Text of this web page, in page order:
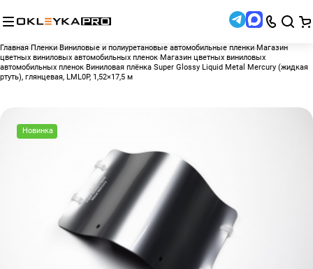
Главная Пленки Виниловые и полиуретановые автомобильные пленки Магазин
цветных виниловых автомобильных пленок Магазин цветных виниловых
автомобильных пленок Виниловая плёнка Super Glossy Liquid Metal Mercury (жидкая
ртуть), глянцевая, LML0P, 1,52×17,5 м
Новинка